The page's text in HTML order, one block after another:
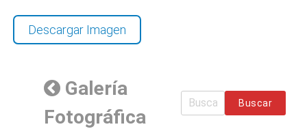
Descargar Imagen
Galería
Fotográfica
Buscar